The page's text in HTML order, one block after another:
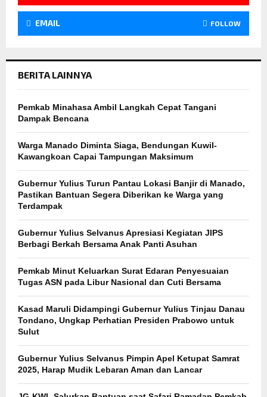
EMAIL FOLLOW
BERITA LAINNYA
Pemkab Minahasa Ambil Langkah Cepat Tangani
Dampak Bencana
Warga Manado Diminta Siaga, Bendungan Kuwil-
Kawangkoan Capai Tampungan Maksimum
Gubernur Yulius Turun Pantau Lokasi Banjir di Manado,
Pastikan Bantuan Segera Diberikan ke Warga yang
Terdampak
Gubernur Yulius Selvanus Apresiasi Kegiatan JIPS
Berbagi Berkah Bersama Anak Panti Asuhan
Pemkab Minut Keluarkan Surat Edaran Penyesuaian
Tugas ASN pada Libur Nasional dan Cuti Bersama
Kasad Maruli Didampingi Gubernur Yulius Tinjau Danau
Tondano, Ungkap Perhatian Presiden Prabowo untuk
Sulut
Gubernur Yulius Selvanus Pimpin Apel Ketupat Samrat
2025, Harap Mudik Lebaran Aman dan Lancar